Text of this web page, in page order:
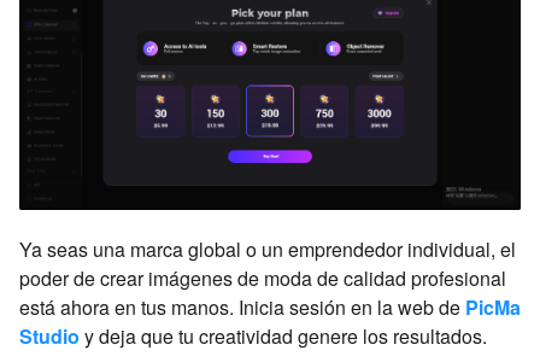
Ya seas una marca global o un emprendedor individual, el
poder de crear imágenes de moda de calidad profesional
está ahora en tus manos. Inicia sesión en la web de PicMa
Studio y deja que tu creatividad genere los resultados.